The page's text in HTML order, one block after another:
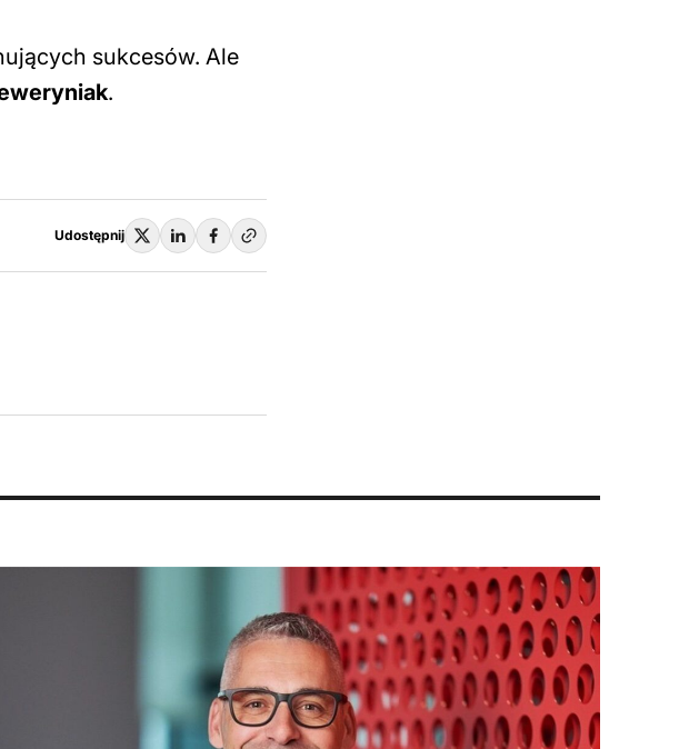
sukcesów. Ale
.
Udostępnij